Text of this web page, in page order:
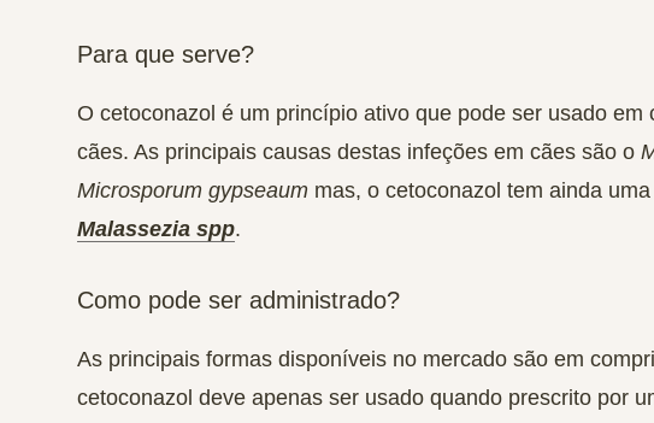
Para que serve?
O cetoconazol é um princípio ativo que pode ser usado em
cães. As principais causas destas infeções em cães são o
Microsporum gypseaum mas, o cetoconazol tem ainda
Malassezia spp.
Como pode ser administrado?
As principais formas disponíveis no mercado são em
cetoconazol deve apenas ser usado quando prescrito por